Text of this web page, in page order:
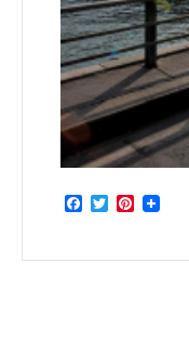
Facebook
Twitter